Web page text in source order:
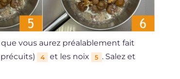
vous aurez préalablement fait
4 et les noix 5 . Salez et